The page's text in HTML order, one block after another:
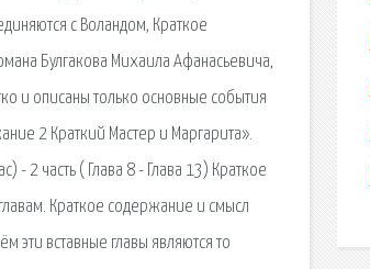
с Воландом, Краткое
Булгакова Михаила Афанасьевича,
и описаны только основные события
2 Краткий Мастер и Маргарита».
- 2 часть ( Глава 8 - Глава 13) Краткое
Краткое содержание и смысл
эти вставные главы являются то